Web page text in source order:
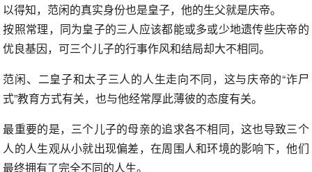
以得知，范闲的真实身份也是皇子，他的生父就是庆帝。
按照常理，同为皇子的三人应该都能或多或少地遗传些庆帝的
优良基因，可三个儿子的行事作风和结局却大不相同。
范闲、二皇子和太子三人的人生走向不同，这与庆帝的“诈尸
式”教育方式有关，也与他经常厚此薄彼的态度有关。
最重要的是，三个儿子的母亲的追求各不相同，这也导致三个
人的人生观从小就出现偏差，在周围人和环境的影响下，他们
最终拥有了完全不同的人生。